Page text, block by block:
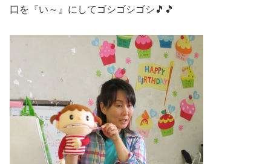
口を『い～』にしてゴシゴシゴシ🎵🎵